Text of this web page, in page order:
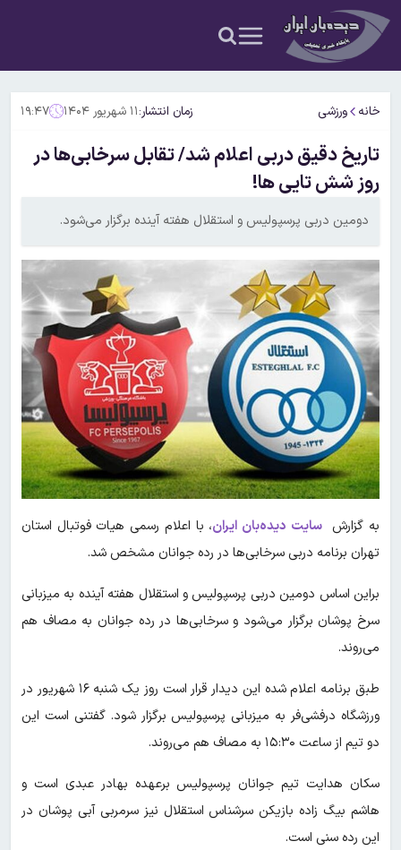
خانه ورزشی زمان انتشار:۱۱ شهریور ۱۴۰۴ ۱۹:۴۷
تاریخ دقیق دربی اعلام شد/ تقابل سرخابی‌ها در
روز شش تایی ها!
دومین دربی پرسپولیس و استقلال هفته آینده برگزار می‌شود.
به گزارشسایت دیده‌بان ایران، با اعلام رسمی هیات فوتبال استان
تهران برنامه دربی سرخابی‌ها در رده جوانان مشخص شد.
براین اساس دومین دربی پرسپولیس و استقلال هفته آینده به میزبانی
سرخ پوشان برگزار می‌شود و سرخابی‌ها در رده جوانان به مصاف هم
می‌روند.
طبق برنامه اعلام شده این دیدار قرار است روز یک شنبه ۱۶ شهریور در
ورزشگاه درفشی‌فر به میزبانی پرسپولیس برگزار شود. گفتنی است این
دو تیم از ساعت ۱۵:۳۰ به مصاف هم می‌روند.
سکان هدایت تیم جوانان پرسپولیس برعهده بهادر عبدی است و
هاشم بیگ زاده بازیکن سرشناس استقلال نیز سرمربی آبی پوشان در
این رده سنی است.